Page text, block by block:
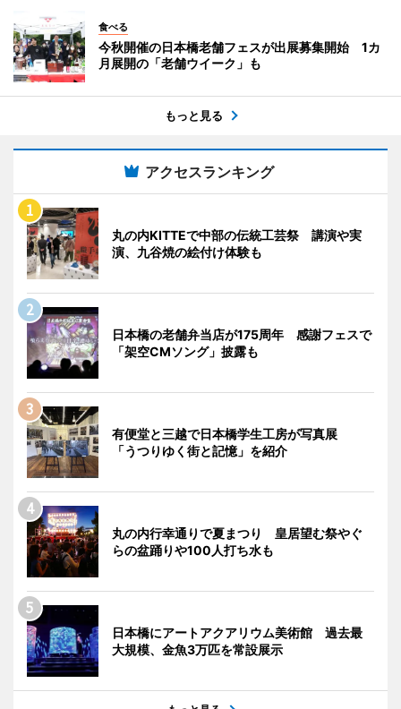
食べる
今秋開催の日本橋老舗フェスが出展募集開始 1カ
月展開の「老舗ウイーク」も
もっと見る
アクセスランキング
丸の内KITTEで中部の伝統工芸祭 講演や実
演、九谷焼の絵付け体験も
日本橋の老舗弁当店が175周年 感謝フェスで
「架空CMソング」披露も
有便堂と三越で日本橋学生工房が写真展
「うつりゆく街と記憶」を紹介
丸の内行幸通りで夏まつり 皇居望む祭やぐ
らの盆踊りや100人打ち水も
日本橋にアートアクアリウム美術館 過去最
大規模、金魚3万匹を常設展示